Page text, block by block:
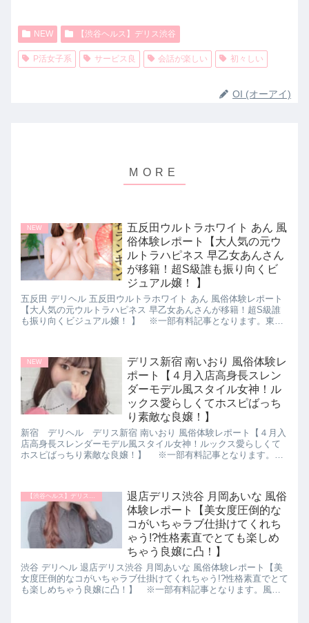
NEW 【渋谷ヘルス】デリス渋谷
P活女子系 サービス良 会話が楽しい 初々しい
OI (オーアイ)
NEW
五反田ウルトラホワイト あん 風
俗体験レポート【大人気の元ウ
ルトラハピネス 早乙女あんさん
が移籍！超S級誰も振り向くビ
ジュアル嬢！ 】
五反田 デリヘル 五反田ウルトラホワイト あん 風俗体験レポート
【大人気の元ウルトラハピネス 早乙女あんさんが移籍！超S級誰
も振り向くビジュアル嬢！ 】 ※一部有料記事となります。東京
NEW
デリス新宿 南いおり 風俗体験レ
ポート【４月入店高身長スレン
ダーモデル風スタイル女神！ル
ックス愛らしくてホスピばっち
り素敵な良嬢！】
新宿 デリヘル デリス新宿 南いおり 風俗体験レポート【４月入
店高身長スレンダーモデル風スタイル女神！ルックス愛らしくて
ホスピばっちり素敵な良嬢！】 ※一部有料記事となります。風
【渋谷ヘルス】デリス渋谷
退店デリス渋谷 月岡あいな 風俗
体験レポート【美女度圧倒的な
コがいちゃラブ仕掛けてくれち
ゃう!?性格素直でとても楽しめ
ちゃう良嬢に凸！】
渋谷 デリヘル 退店デリス渋谷 月岡あいな 風俗体験レポート【美
女度圧倒的なコがいちゃラブ仕掛けてくれちゃう!?性格素直でとて
も楽しめちゃう良嬢に凸！】 ※一部有料記事となります。風俗